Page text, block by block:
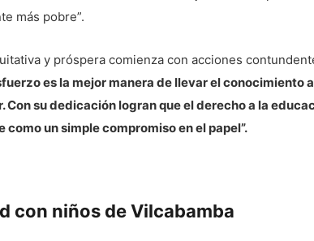
más pobre”.
y próspera comienza con acciones
es la mejor manera de llevar el conocimiento
su dedicación logran que el derecho a la
un simple compromiso en el papel”.
con niños de Vilcabamba